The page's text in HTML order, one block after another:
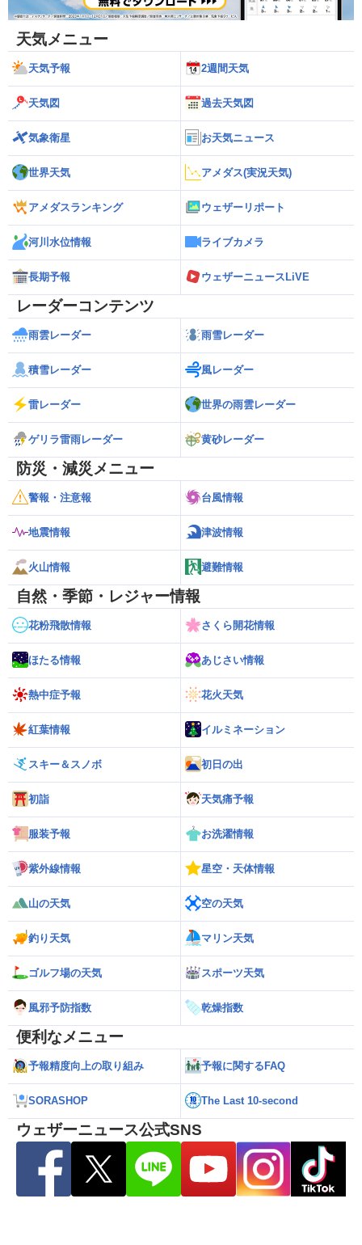
天気メニュー
天気予報 2週間天気
天気図 過去天気図
気象衛星 お天気ニュース
世界天気 アメダス(実況天気)
アメダスランキング ウェザーリポート
河川水位情報 ライブカメラ
長期予報 ウェザーニュースLiVE
レーダーコンテンツ
雨雲レーダー 雨雪レーダー
積雪レーダー 風レーダー
雷レーダー 世界の雨雲レーダー
ゲリラ雷雨レーダー 黄砂レーダー
防災・減災メニュー
警報・注意報 台風情報
地震情報 津波情報
火山情報 避難情報
自然・季節・レジャー情報
花粉飛散情報 さくら開花情報
ほたる情報 あじさい情報
熱中症予報 花火天気
紅葉情報 イルミネーション
スキー＆スノボ 初日の出
初詣 天気痛予報
服装予報 お洗濯情報
紫外線情報 星空・天体情報
山の天気 空の天気
釣り天気 マリン天気
ゴルフ場の天気 スポーツ天気
風邪予防指数 乾燥指数
便利なメニュー
予報精度向上の取り組み 予報に関するFAQ
SORASHOP The Last 10-second
ウェザーニュース公式SNS